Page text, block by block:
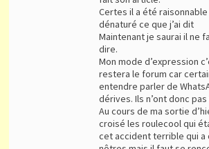
Certes il a été raisonnable
dénaturé ce que j’ai dit
Maintenant je saurai il ne
dire.
Mon mode d’expression
restera le forum car
entendre parler de
dérives. Ils n’ont donc
Au cours de ma sortie
croisé les roulecool qui
cet accident terrible qui a